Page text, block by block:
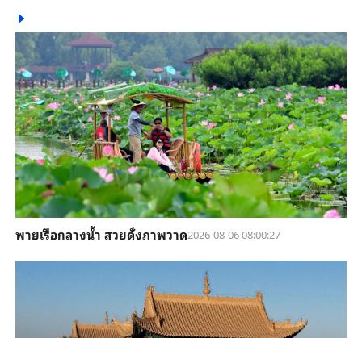
พายเรือกลางน้ำ สวยดั่งภาพวาด2026-08-06 08:00:27